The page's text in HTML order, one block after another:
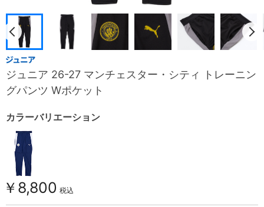
ジュニア 26-27 マンチェスター・シティ トレーニン
グパンツ Wポケット
カラーバリエーション
￥8,800 税込